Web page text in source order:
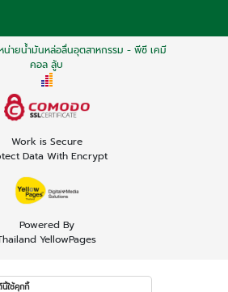
น่ายน้ำมันหล่อลื่นอุตสาหกรรม - พีซี เคมี
คอล ลู้บ
Work is Secure
Data With Encrypt
Powered By
YellowPages
นี้ใช้คุกกี้